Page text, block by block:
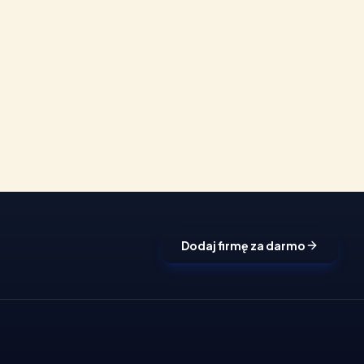
Dodaj firmę za darmo